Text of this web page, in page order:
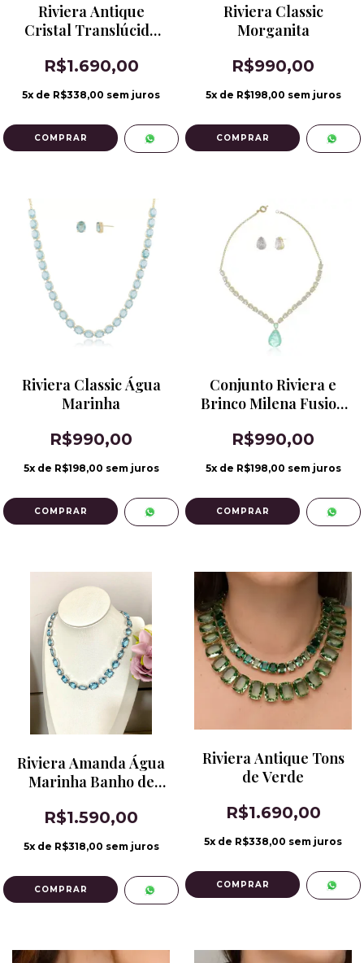
Riviera Antique
Cristal Translúcido
R$1.690,00
5x de R$338,00 sem juros
Riviera Classic
Morganita
R$990,00
5x de R$198,00 sem juros
Riviera Classic Água
Marinha
R$990,00
5x de R$198,00 sem juros
Conjunto Riviera e
Brinco Milena Fusion
R$990,00
5x de R$198,00 sem juros
Riviera Amanda Água
Marinha Banho de
R$1.590,00
5x de R$318,00 sem juros
Riviera Antique Tons
de Verde
R$1.690,00
5x de R$338,00 sem juros